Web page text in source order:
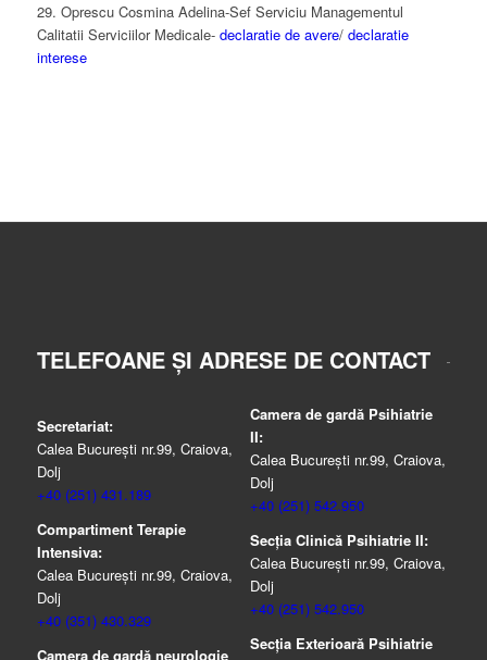
29. Oprescu Cosmina Adelina-Sef Serviciu Managementul
Calitatii Serviciilor Medicale- declaratie de avere/declaratie
interese
TELEFOANE ȘI ADRESE DE CONTACT
Secretariat:
Calea București nr.99, Craiova,
Dolj
+40 (251) 431.189
Compartiment Terapie
Intensiva:
Calea București nr.99, Craiova,
Dolj
+40 (351) 430.329
Camera de gardă neurologie
Camera de gardă Psihiatrie
II:
Calea București nr.99, Craiova,
Dolj
+40 (251) 542.950
Secția Clinică Psihiatrie II:
Calea București nr.99, Craiova,
Dolj
+40 (251) 542.950
Secția Exterioară Psihiatrie